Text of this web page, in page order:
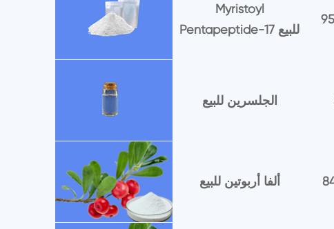
Myristoyl
Pentapeptide-17 للبيع
الجلسرين للبيع
ألفا أربوتين للبيع